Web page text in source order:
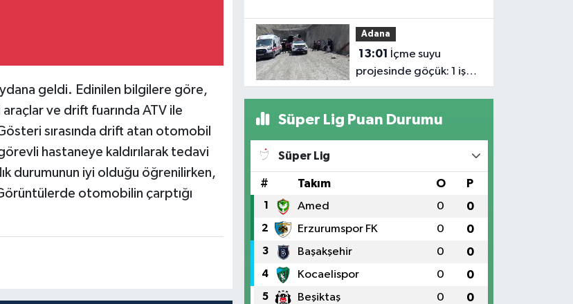
geldi. Edinilen bilgilere göre,
ve drift fuarında ATV ile
sırasında drift atan otomobil
hastaneye kaldırılarak tedavi
durumunun iyi olduğu öğrenilirken,
otomobilin çarptığı
Adana
13:01
projesinde göçük: 1 işçi
hayatını kaybetti, 1'i
Süper Lig Puan Durumu
Süper Lig
# Takım O P
1 Amed 0 0
2 Erzurumspor FK 0 0
3 Başakşehir 0 0
4 Kocaelispor 0 0
5 Beşiktaş 0 0